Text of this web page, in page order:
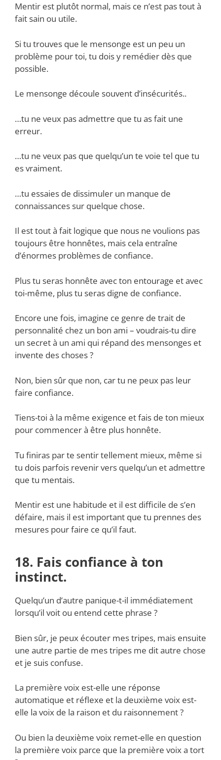
Mentir est plutôt normal, mais ce n’est pas tout à
fait sain ou utile.
Si tu trouves que le mensonge est un peu un
problème pour toi, tu dois y remédier dès que
possible.
Le mensonge découle souvent d’insécurités..
…tu ne veux pas admettre que tu as fait une
erreur.
…tu ne veux pas que quelqu’un te voie tel que tu
es vraiment.
…tu essaies de dissimuler un manque de
connaissances sur quelque chose.
Il est tout à fait logique que nous ne voulions pas
toujours être honnêtes, mais cela entraîne
d’énormes problèmes de confiance.
Plus tu seras honnête avec ton entourage et avec
toi-même, plus tu seras digne de confiance.
Encore une fois, imagine ce genre de trait de
personnalité chez un bon ami – voudrais-tu dire
un secret à un ami qui répand des mensonges et
invente des choses ?
Non, bien sûr que non, car tu ne peux pas leur
faire confiance.
Tiens-toi à la même exigence et fais de ton mieux
pour commencer à être plus honnête.
Tu finiras par te sentir tellement mieux, même si
tu dois parfois revenir vers quelqu’un et admettre
que tu mentais.
Mentir est une habitude et il est difficile de s’en
défaire, mais il est important que tu prennes des
mesures pour faire ce qu’il faut.
18. Fais confiance à ton
instinct.
Quelqu’un d’autre panique-t-il immédiatement
lorsqu’il voit ou entend cette phrase ?
Bien sûr, je peux écouter mes tripes, mais ensuite
une autre partie de mes tripes me dit autre chose
et je suis confuse.
La première voix est-elle une réponse
automatique et réflexe et la deuxième voix est-
elle la voix de la raison et du raisonnement ?
Ou bien la deuxième voix remet-elle en question
la première voix parce que la première voix a tort